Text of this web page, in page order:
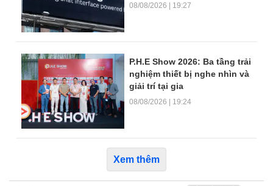
08/08/2026 | 19:27
P.H.E Show 2026: Ba tầng trải
nghiệm thiết bị nghe nhìn và
giải trí tại gia
08/08/2026 | 19:24
Xem thêm